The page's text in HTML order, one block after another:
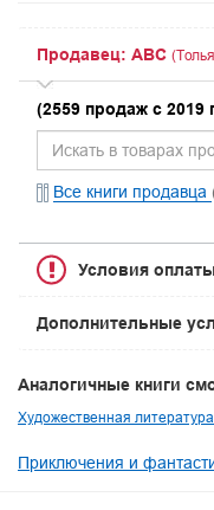
Продавец: ABC
(2559 продаж с 2019
Все книги продавца
Условия
Дополнительные
Аналогичные книги
Художественная
Приключения и